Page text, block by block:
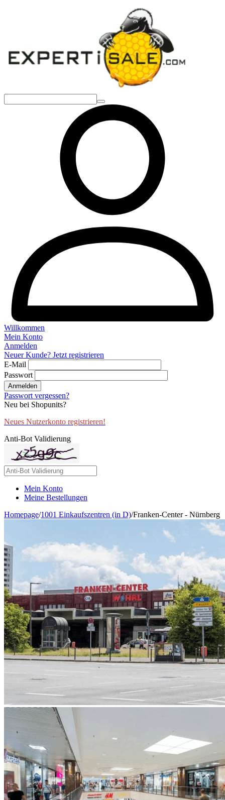
Willkommen
Mein Konto
Anmelden
Neuer Kunde? Jetzt registrieren
E-Mail
Passwort
Anmelden
Passwort vergessen?
Neu bei Shopunits?
Neues Nutzerkonto registrieren!
Anti-Bot Validierung
Mein Konto
Meine Bestellungen
Homepage/1001 Einkaufszentren (in D)/Franken-Center - Nürnberg